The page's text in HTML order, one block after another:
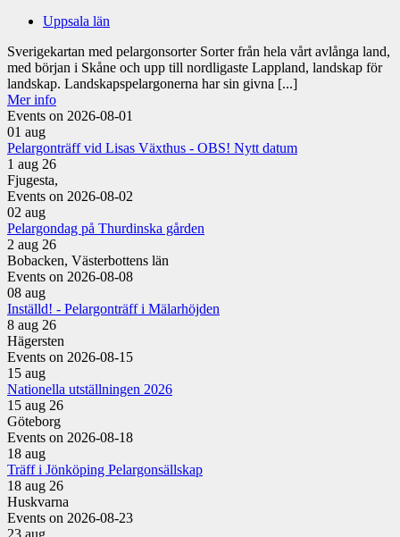
Uppsala län
Sverigekartan med pelargonsorter Sorter från hela vårt avlånga land,
med början i Skåne och upp till nordligaste Lappland, landskap för
landskap. Landskapspelargonerna har sin givna [...]
Mer info
Events on 2026-08-01
01 aug
Pelargonträff vid Lisas Växthus - OBS! Nytt datum
1 aug 26
Fjugesta,
Events on 2026-08-02
02 aug
Pelargondag på Thurdinska gården
2 aug 26
Bobacken, Västerbottens län
Events on 2026-08-08
08 aug
Inställd! - Pelargonträff i Mälarhöjden
8 aug 26
Hägersten
Events on 2026-08-15
15 aug
Nationella utställningen 2026
15 aug 26
Göteborg
Events on 2026-08-18
18 aug
Träff i Jönköping Pelargonsällskap
18 aug 26
Huskvarna
Events on 2026-08-23